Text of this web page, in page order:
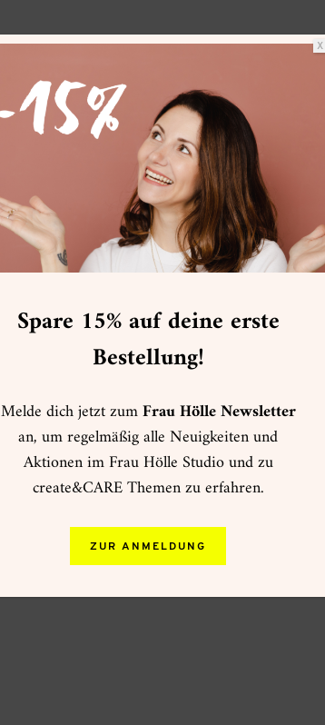
Spare 15% auf deine erste
Bestellung!
Melde dich jetzt zumFrau Hölle Newsletter
an, um regelmäßig alle Neuigkeiten und
Aktionen im Frau Hölle Studio und zu
create&CARE Themen zu erfahren.
ZUR ANMELDUNG
X